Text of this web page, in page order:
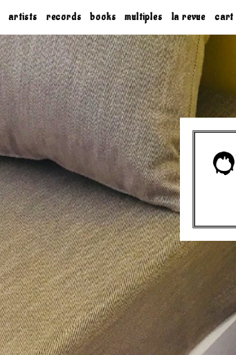
artists records books multiples la revue cart